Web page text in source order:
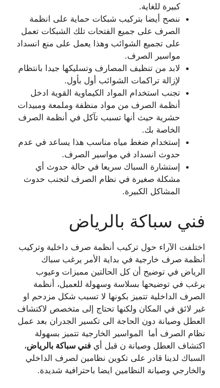
كبيرة للغاية.
ننصح أيضا بتركيب شبكات حماية على انظمة
الصرف على جميع الفتحات تلك الشبكات تعمل
على تجميع الشوائب وهذا يعمل على منع انسداد
مواسير الصرف.
لابد من تنظيف المصارف وتسليكها جيدا بانتظام
لإزالة تراكمات الشوائب أول بأول.
تجنب استخدام المواد الكيماوية القوية ادخل
أنظمة الصرف من مواد منظفة وملمعة ومبيدات
حشرية حيث أنها تسبب تآكل في أنظمة الصرف
الخاصة بك.
إستخدام ضغط مياه مناسب هذا يساعد في عدم
حدوث انسداد في مواسير الصرف.
إستشارة السباك سريعا في حالة حدوث أي
مشكلة صغيرة في نظام الصرف لتجنب حدوث
المشاكل الكبيرة.
فني سباكة بالرياض
اختلفت الآراء حول تركيب أنظمة صرف داخلية وتركيب
أنظمة صرف خارجية في بداية الأمر يرغب سباك
الرياض في توضيح أن كل الحالتين مميزات وعيوب
يرغب في توضيحها بسلاسة وسهولة للعميل، أنظمة
الصرف الداخلية تتميز بكونها لا تسبب شكل مزدحم او
غير لائق في المكان ولكنها تحتاج إلى متخصص لاكتشاف
العطل وصيانة دون الحاجة الى تكسير الجدران بعد عمل
نظام الصرف أما المواسير الخارجية تتميز بسهولة
اكتشاف العطل وصيانة ن قبل أي فني سباكة بالرياض،
السباك لدينا قادر على تكوين نظامين لصرف الداخلي
والخارجي وصيانة النظامين ايضا باحترافية شديدة.